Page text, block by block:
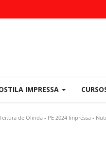
IMPRESSA
de Olinda - PE 2024 Impressa -